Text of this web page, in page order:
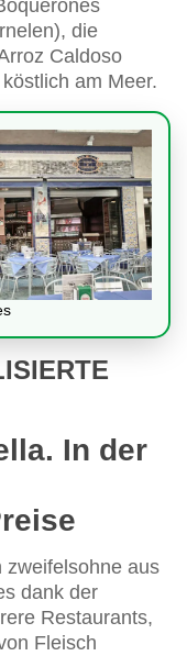
die
Caldoso
am Meer.
In der
zweifelsohne aus
dank der
Restaurants,
Fleisch